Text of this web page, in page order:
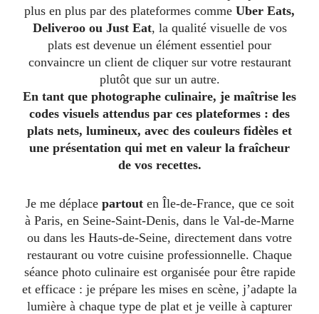
plus en plus par des plateformes comme Uber Eats,
Deliveroo ou Just Eat, la qualité visuelle de vos
plats est devenue un élément essentiel pour
convaincre un client de cliquer sur votre restaurant
plutôt que sur un autre.
En tant que photographe culinaire, je maîtrise les
codes visuels attendus par ces plateformes : des
plats nets, lumineux, avec des couleurs fidèles et
une présentation qui met en valeur la fraîcheur
de vos recettes.
Je me déplace partouten Île-de-France, que ce soit
à Paris, en Seine-Saint-Denis, dans le Val-de-Marne
ou dans les Hauts-de-Seine, directement dans votre
restaurant ou votre cuisine professionnelle. Chaque
séance photo culinaire est organisée pour être rapide
et efficace : je prépare les mises en scène, j’adapte la
lumière à chaque type de plat et je veille à capturer